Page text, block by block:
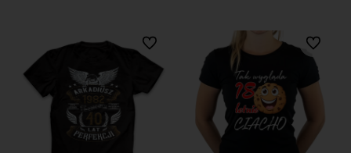
Do ulubionych Do